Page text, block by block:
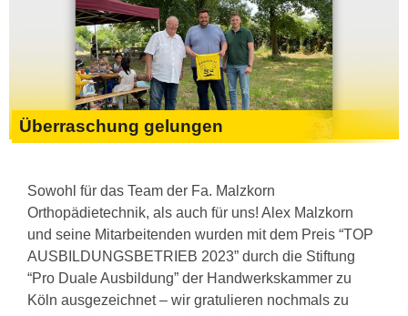
Überraschung gelungen
Sowohl für das Team der Fa. Malzkorn
Orthopädietechnik, als auch für uns! Alex Malzkorn
und seine Mitarbeitenden wurden mit dem Preis “TOP
AUSBILDUNGSBETRIEB 2023” durch die Stiftung
“Pro Duale Ausbildung” der Handwerkskammer zu
Köln ausgezeichnet – wir gratulieren nochmals zu